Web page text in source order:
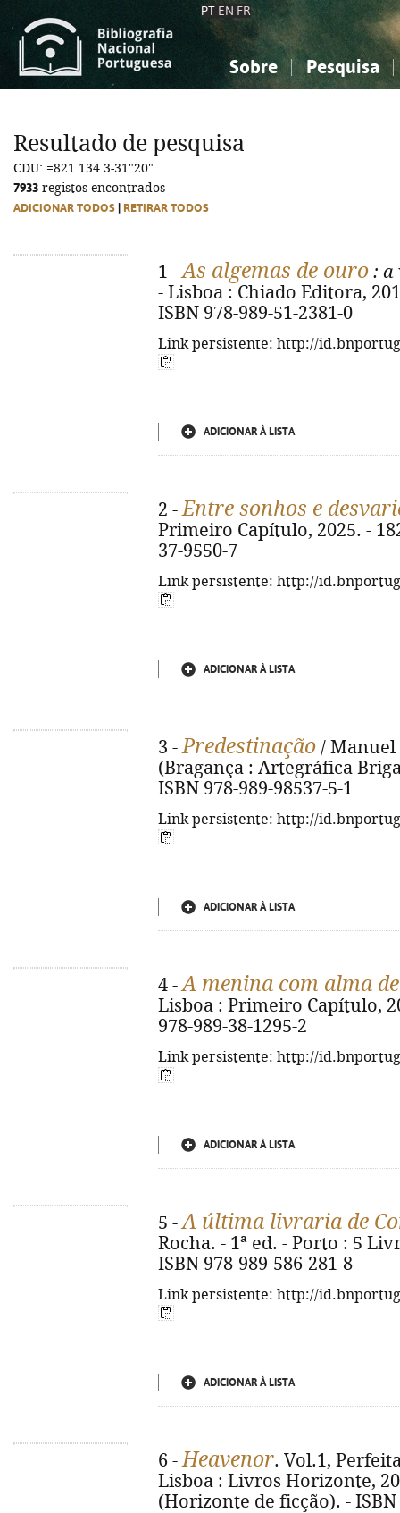
PT EN FR
Sobre Pesquisa
Ciências sociais...
Ciências sociais...
Resultado de pesquisa
CDU: =821.134.3-31"20"
7933 registos encontrados
ADICIONAR TODOS RETIRAR TODOS
1 -As algemas de ouro : a
- Lisboa : Chiado Editora,
ISBN 978-989-51-2381-0
Link persistente: http://
ADICIONAR À LISTA
2 -Entre sonhos e
Primeiro Capítulo, 2025. -
37-9550-7
Link persistente: http://
ADICIONAR À LISTA
3 -Predestinação / Manuel
(Bragança : Artegráfica
ISBN 978-989-98537-5-1
Link persistente: http://
ADICIONAR À LISTA
4 -A menina com alma
Lisboa : Primeiro Capítulo,
978-989-38-1295-2
Link persistente: http://
ADICIONAR À LISTA
5 -A última livraria de
Rocha. - 1ª ed. - Porto : 5
ISBN 978-989-586-281-8
Link persistente: http://
ADICIONAR À LISTA
6 -Heavenor. Vol.1,
Lisboa : Livros Horizonte,
(Horizonte de ficção). - ISBN